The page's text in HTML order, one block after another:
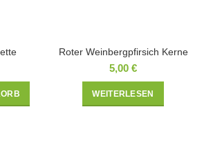
Roter Weinbergpfirsich Kerne
5,00 €
WEITERLESEN